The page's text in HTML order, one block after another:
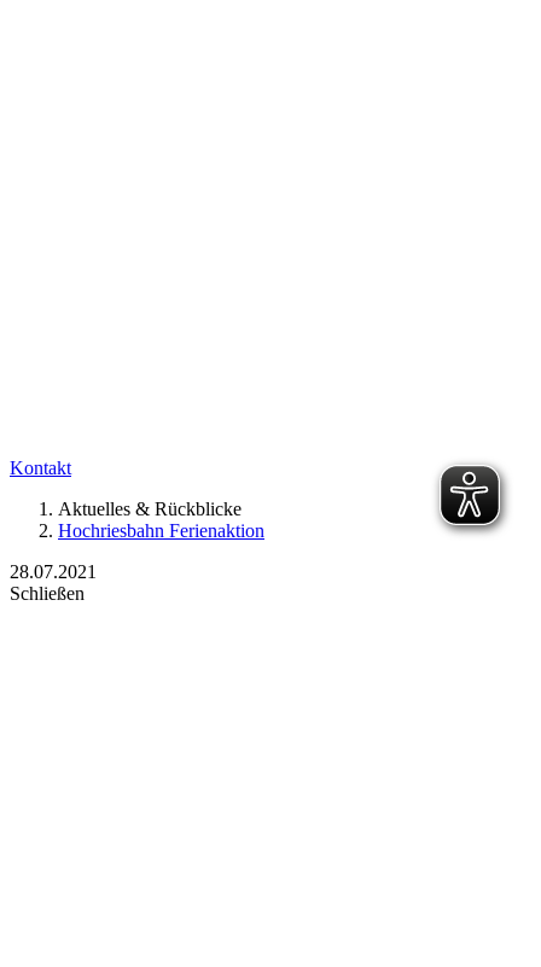
Kontakt
Aktuelles & Rückblicke
Hochriesbahn Ferienaktion
28.07.2021
Schließen